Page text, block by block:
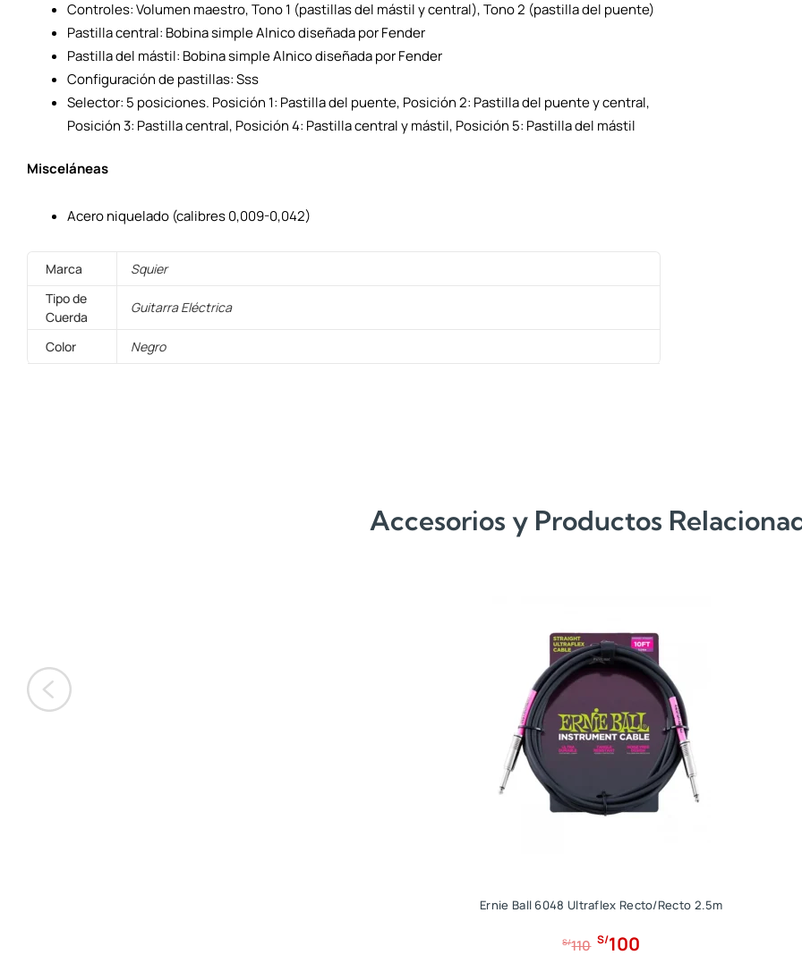
Controles: Volumen maestro, Tono 1 (pastillas del mástil y central), Tono 2 (pastilla del puente)
Pastilla central: Bobina simple Alnico diseñada por Fender
Pastilla del mástil: Bobina simple Alnico diseñada por Fender
Configuración de pastillas: Sss
Selector: 5 posiciones. Posición 1: Pastilla del puente, Posición 2: Pastilla del puente y central,
Posición 3: Pastilla central, Posición 4: Pastilla central y mástil, Posición 5: Pastilla del mástil
Misceláneas
Acero niquelado (calibres 0,009-0,042)
Marca
Squier
Tipo de
Cuerda
Guitarra Eléctrica
Color Negro
Accesorios y Productos
Ernie Ball 6048 Ultraflex Recto/Recto 2.5m
S/110 E
S/100